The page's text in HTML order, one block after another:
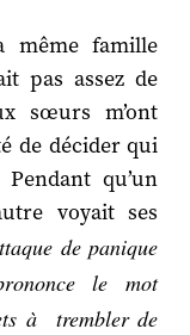
même famille
pas assez de
sœurs m’ont
de décider qui
qu’un
voyait ses
de panique
le mot
à trembler de